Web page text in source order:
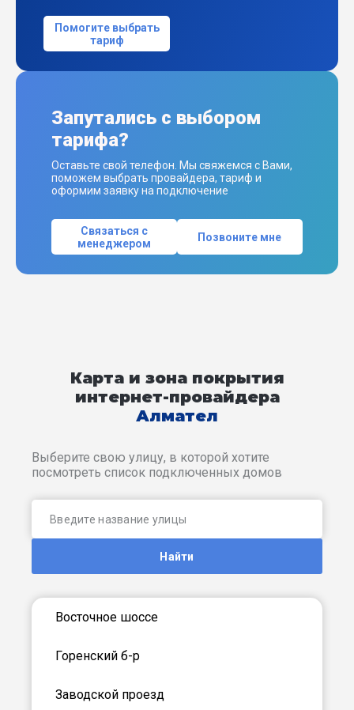
Помогите выбрать
тариф
Запутались с выбором
тарифа?
Оставьте свой телефон. Мы свяжемся с Вами,
поможем выбрать провайдера, тариф и
оформим заявку на подключение
Связаться с
менеджером
Позвоните мне
Карта и зона покрытия
интернет-провайдера
Алмател
Выберите свою улицу, в которой хотите
посмотреть список подключенных домов
Найти
Восточное шоссе
Горенский б-р
Заводской проезд